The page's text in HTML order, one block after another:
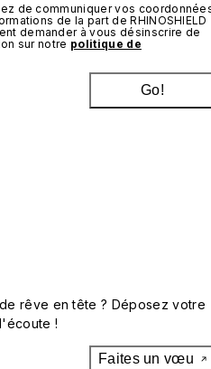
de communiquer vos
de la part de RHINOSHIELD
demander à vous désinscrire de
sur notre politique de
Go!
rêve en tête ? Déposez votre
!
Faites un vœu